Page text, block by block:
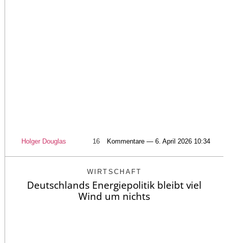
Holger Douglas 16 Kommentare — 6. April 2026 10:34
WIRTSCHAFT
Deutschlands Energiepolitik bleibt viel
Wind um nichts